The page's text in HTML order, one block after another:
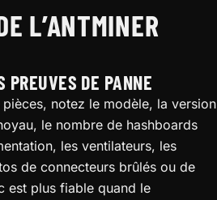
L’ANTMINER
PREUVES DE PANNE
notez le modèle, la version
le nombre de hashboards
les ventilateurs, les
de connecteurs brûlés ou de
est plus fiable quand le